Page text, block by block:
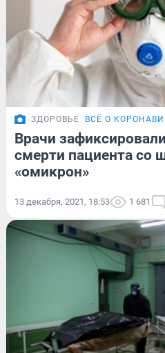
ЗДОРОВЬЕ ВСЁ О
Врачи
смерти пациента со
«омикрон»
13 декабря, 2021, 18:53 1 681